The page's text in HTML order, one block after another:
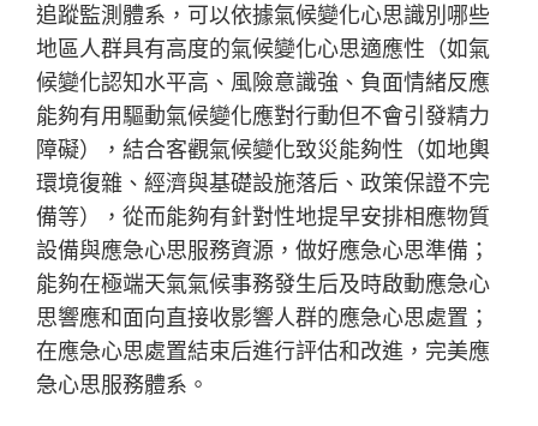
追蹤監測體系，可以依據氣候變化心思識別哪些
地區人群具有高度的氣候變化心思適應性（如氣
候變化認知水平高、風險意識強、負面情緒反應
能夠有用驅動氣候變化應對行動但不會引發精力
障礙），結合客觀氣候變化致災能夠性（如地輿
環境復雜、經濟與基礎設施落后、政策保證不完
備等），從而能夠有針對性地提早安排相應物質
設備與應急心思服務資源，做好應急心思準備；
能夠在極端天氣氣候事務發生后及時啟動應急心
思響應和面向直接收影響人群的應急心思處置；
在應急心思處置結束后進行評估和改進，完美應
急心思服務體系。